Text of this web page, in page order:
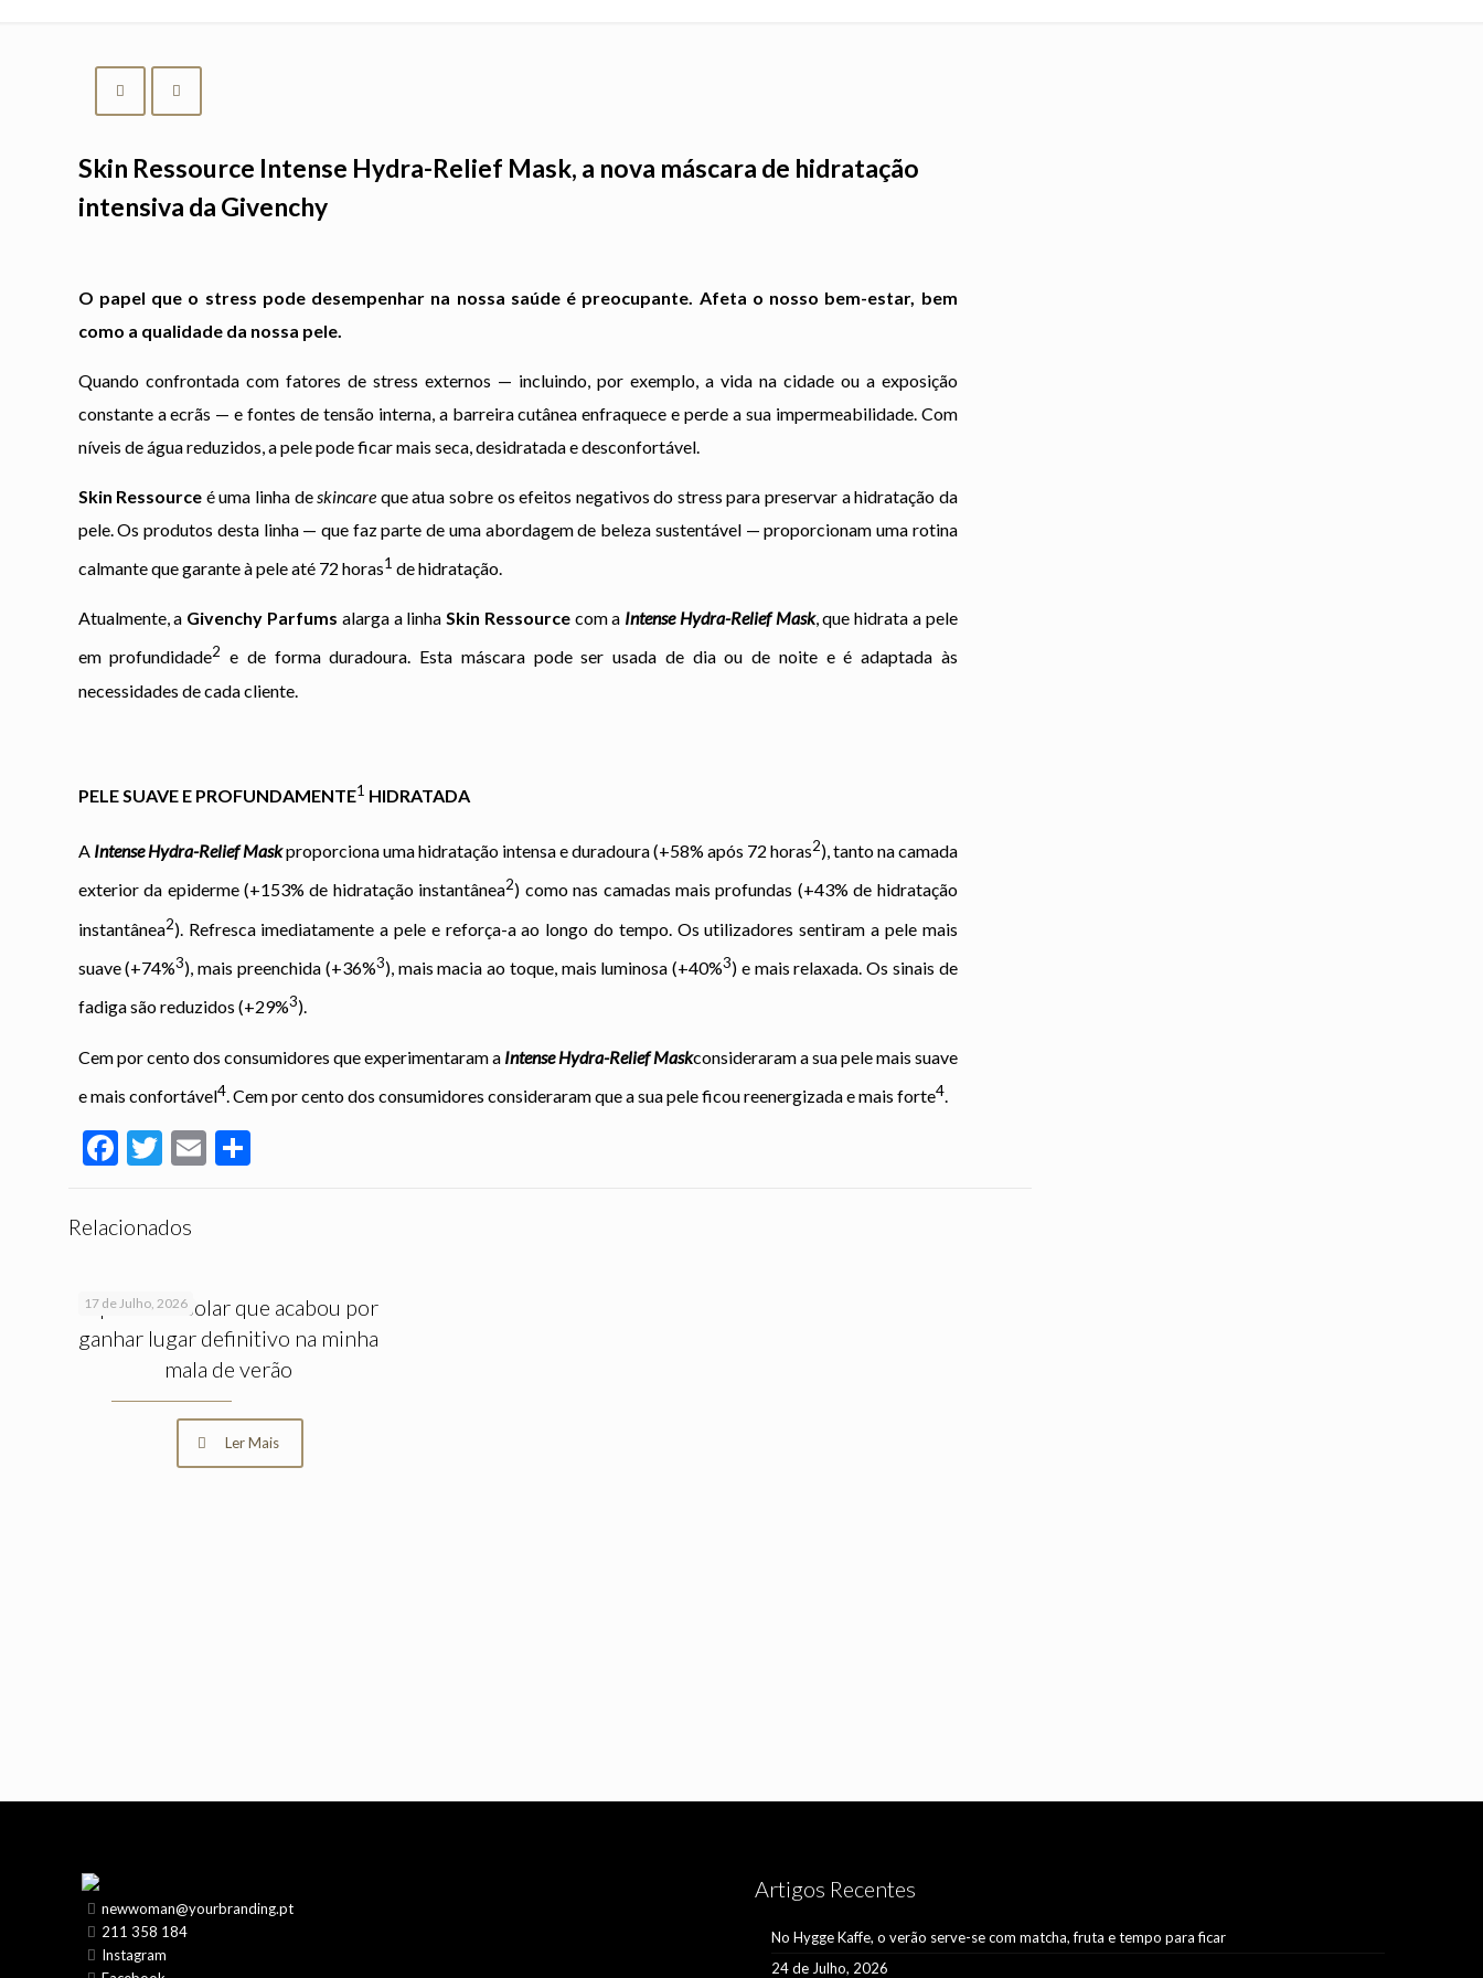
Skin Ressource Intense Hydra-Relief Mask, a nova máscara de hidratação
intensiva da Givenchy
O papel que o stress pode desempenhar na nossa saúde é preocupante. Afeta o nosso bem-estar, bem
como a qualidade da nossa pele.
Quando confrontada com fatores de stress externos — incluindo, por exemplo, a vida na cidade ou a exposição
constante a ecrãs — e fontes de tensão interna, a barreira cutânea enfraquece e perde a sua impermeabilidade. Com
níveis de água reduzidos, a pele pode ficar mais seca, desidratada e desconfortável.
Skin Ressource é uma linha deskincare que atua sobre os efeitos negativos do stress para preservar a hidratação da
pele. Os produtos desta linha — que faz parte de uma abordagem de beleza sustentável — proporcionam uma rotina
calmante que garante à pele até 72 horas1 de hidratação.
Atualmente, a Givenchy Parfums alarga a linhaSkin Ressourcecom a Intense Hydra-Relief Mask, que hidrata a pele
em profundidade2 e de forma duradoura. Esta máscara pode ser usada de dia ou de noite e é adaptada às
necessidades de cada cliente.
PELE SUAVE E PROFUNDAMENTE1 HIDRATADA
A Intense Hydra-Relief Maskproporciona uma hidratação intensa e duradoura (+58% após 72 horas2), tanto na camada
exterior da epiderme (+153% de hidratação instantânea2) como nas camadas mais profundas (+43% de hidratação
instantânea2). Refresca imediatamente a pele e reforça-a ao longo do tempo. Os utilizadores sentiram a pele mais
suave (+74%3), mais preenchida (+36%3), mais macia ao toque, mais luminosa (+40%3) e mais relaxada. Os sinais de
fadiga são reduzidos (+29%3).
Cem por cento dos consumidores que experimentaram a Intense Hydra-Relief Maskconsideraram a sua pele mais suave
e mais confortável4. Cem por cento dos consumidores consideraram que a sua pele ficou reenergizada e mais forte4.
Facebook
Twitter
EmailPartilhar
Relacionados
17 de Julho, 2026
O protetor solar que acabou por
ganhar lugar definitivo na minha
mala de verão
Ler Mais
newwoman@yourbranding.pt
211 358 184
Instagram
Artigos Recentes
No Hygge Kaffe, o verão serve-se com matcha, fruta e tempo para ficar
24 de Julho, 2026